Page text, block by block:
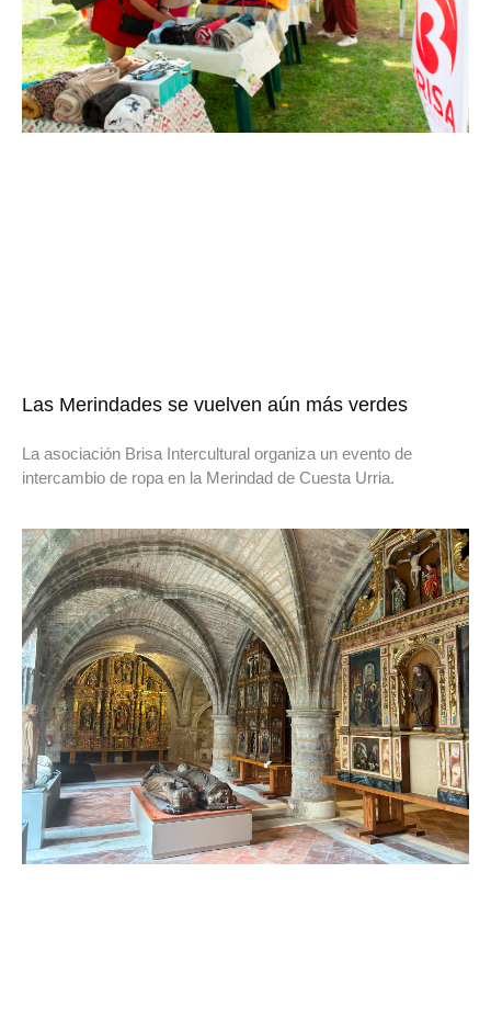
Las Merindades se vuelven aún más verdes
La asociación Brisa Intercultural organiza un evento de
intercambio de ropa en la Merindad de Cuesta Urria.